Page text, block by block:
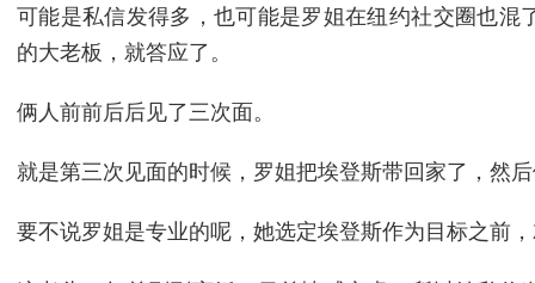
可能是私信发得多，也可能是罗姐在纽约社交圈也混
的大老板，就答应了。
俩人前前后后见了三次面。
就是第三次见面的时候，罗姐把埃登斯带回家了，然
要不说罗姐是专业的呢，她选定埃登斯作为目标之前